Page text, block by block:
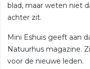
blad, maar weten niet
achter zit.
Mini Eshuis geeft aan
Natuurhus magazine.
voor de nieuwe leden.